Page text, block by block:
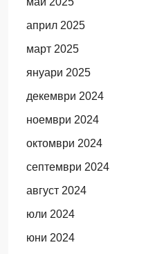
април 2025
март 2025
януари 2025
декември 2024
ноември 2024
октомври 2024
септември 2024
август 2024
юли 2024
юни 2024